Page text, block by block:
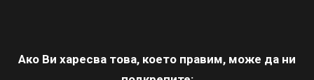
Ако Ви харесва това, което правим, може да ни